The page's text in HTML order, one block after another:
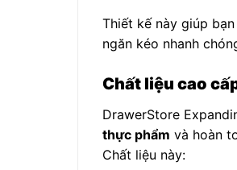
Thiết kế này giúp bạn
ngăn kéo nhanh
Chất liệu cao
DrawerStore
thực phẩm và hoàn
Chất liệu này: